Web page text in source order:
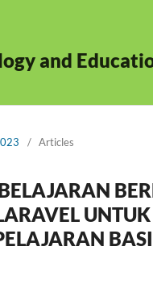
and
/ Articles